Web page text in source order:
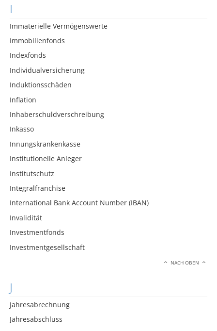
I
Immaterielle Vermögenswerte
Immobilienfonds
Indexfonds
Individualversicherung
Induktionsschäden
Inflation
Inhaberschuldverschreibung
Inkasso
Innungskrankenkasse
Institutionelle Anleger
Institutschutz
Integralfranchise
International Bank Account Number (IBAN)
Invalidität
Investmentfonds
Investmentgesellschaft
NACH OBEN
J
Jahresabrechnung
Jahresabschluss